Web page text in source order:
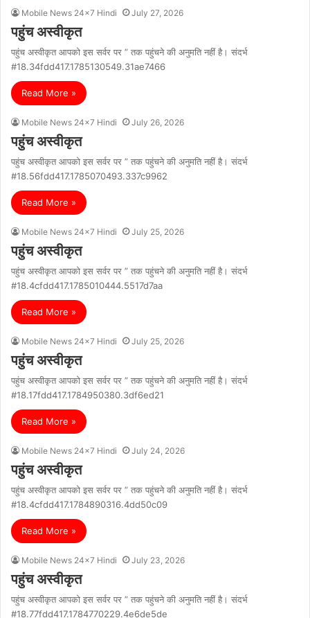
Mobile News 24x7 Hindi July 27, 2026
पहुंच अस्वीकृत
पहुंच अस्वीकृत आपको इस सर्वर पर ” तक पहुंचने की अनुमति नहीं है। संदर्भ
#18.34fdd417.1785130549.31ae7466
Read More »
Mobile News 24x7 Hindi July 26, 2026
पहुंच अस्वीकृत
पहुंच अस्वीकृत आपको इस सर्वर पर ” तक पहुंचने की अनुमति नहीं है। संदर्भ
#18.56fdd417.1785070493.337c9962
Read More »
Mobile News 24x7 Hindi July 25, 2026
पहुंच अस्वीकृत
पहुंच अस्वीकृत आपको इस सर्वर पर ” तक पहुंचने की अनुमति नहीं है। संदर्भ
#18.4cfdd417.1785010444.5517d7aa
Read More »
Mobile News 24x7 Hindi July 25, 2026
पहुंच अस्वीकृत
पहुंच अस्वीकृत आपको इस सर्वर पर ” तक पहुंचने की अनुमति नहीं है। संदर्भ
#18.17fdd417.1784950380.3df6ed21
Read More »
Mobile News 24x7 Hindi July 24, 2026
पहुंच अस्वीकृत
पहुंच अस्वीकृत आपको इस सर्वर पर ” तक पहुंचने की अनुमति नहीं है। संदर्भ
#18.4cfdd417.1784890316.4dd50c09
Read More »
Mobile News 24x7 Hindi July 23, 2026
पहुंच अस्वीकृत
पहुंच अस्वीकृत आपको इस सर्वर पर ” तक पहुंचने की अनुमति नहीं है। संदर्भ
#18.77fdd417.1784770229.4e6de5de